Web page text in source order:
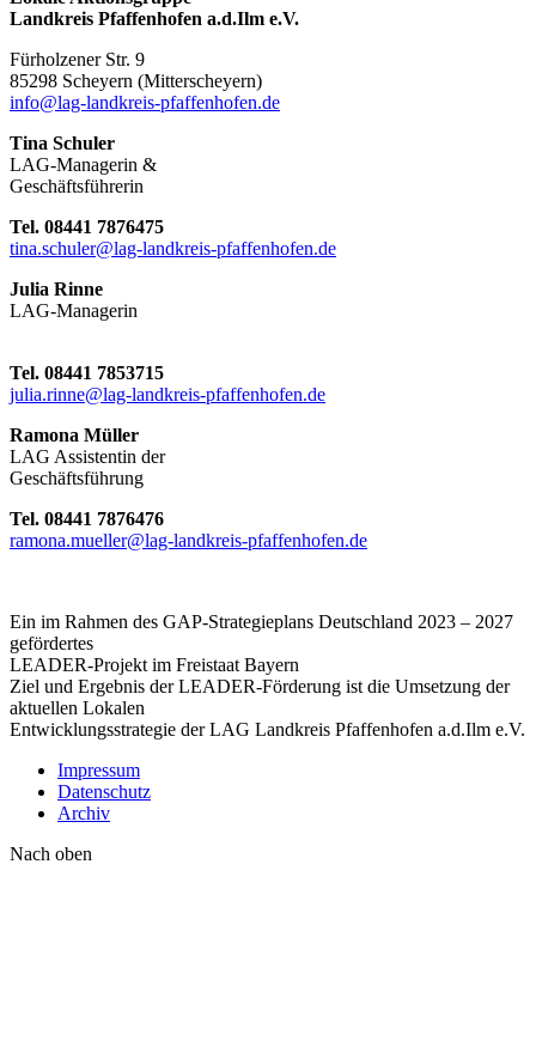
Landkreis Pfaffenhofen a.d.Ilm e.V.
Fürholzener Str. 9
85298 Scheyern (Mitterscheyern)
info@lag-landkreis-pfaffenhofen.de
Tina Schuler
LAG-Managerin &
Geschäftsführerin
Tel. 08441 7876475
tina.schuler@lag-landkreis-pfaffenhofen.de
Julia Rinne
LAG-Managerin
Tel. 08441 7853715
julia.rinne@lag-landkreis-pfaffenhofen.de
Ramona Müller
LAG Assistentin der
Geschäftsführung
Tel. 08441 7876476
ramona.mueller@lag-landkreis-pfaffenhofen.de
Ein im Rahmen des GAP-Strategieplans Deutschland 2023 – 2027
gefördertes
LEADER-Projekt im Freistaat Bayern
Ziel und Ergebnis der LEADER-Förderung ist die Umsetzung der
aktuellen Lokalen
Entwicklungsstrategie der LAG Landkreis Pfaffenhofen a.d.Ilm e.V.
Impressum
Datenschutz
Archiv
Nach oben